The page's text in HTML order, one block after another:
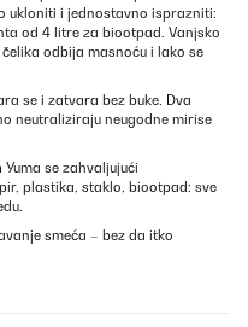
ukloniti i jednostavno isprazniti:
od 4 litre za biootpad. Vanjsko
odbija masnoću i lako se
se i zatvara bez buke. Dva
neutraliziraju neugodne mirise
Yuma se zahvaljujući
plastika, staklo, biootpad: sve
smeća – bez da itko